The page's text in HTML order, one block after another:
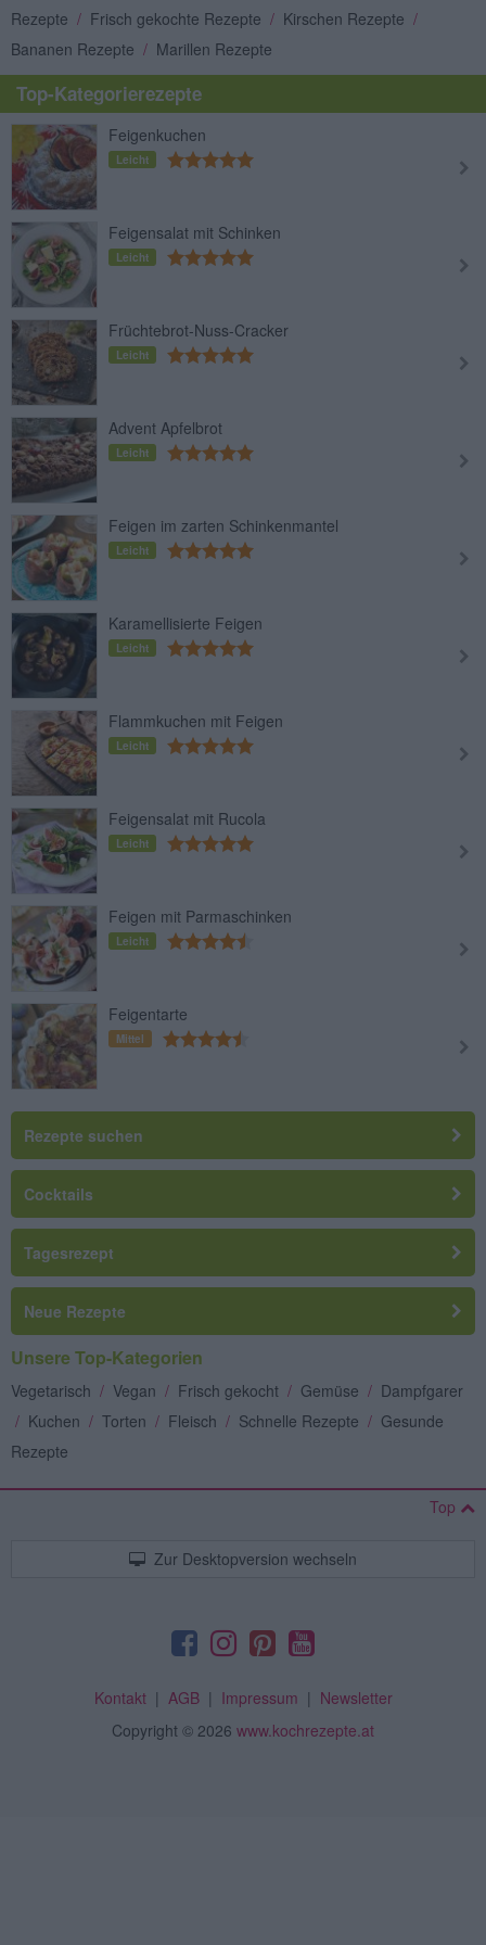
Rezepte / Frisch gekochte Rezepte / Kirschen Rezepte /
Bananen Rezepte / Marillen Rezepte
Top-Kategorierezepte
Feigenkuchen
Leicht
Feigensalat mit Schinken
Leicht
Früchtebrot-Nuss-Cracker
Leicht
Advent Apfelbrot
Leicht
Feigen im zarten Schinkenmantel
Leicht
Karamellisierte Feigen
Leicht
Flammkuchen mit Feigen
Leicht
Feigensalat mit Rucola
Leicht
Feigen mit Parmaschinken
Leicht
Feigentarte
Mittel
Rezepte suchen
Cocktails
Tagesrezept
Neue Rezepte
Unsere Top-Kategorien
Vegetarisch / Vegan / Frisch gekocht / Gemüse / Dampfgarer
/ Kuchen / Torten / Fleisch / Schnelle Rezepte / Gesunde
Rezepte
Top
Zur Desktopversion wechseln
Kontakt| AGB| Impressum | Newsletter
Copyright © 2026 www.kochrezepte.at